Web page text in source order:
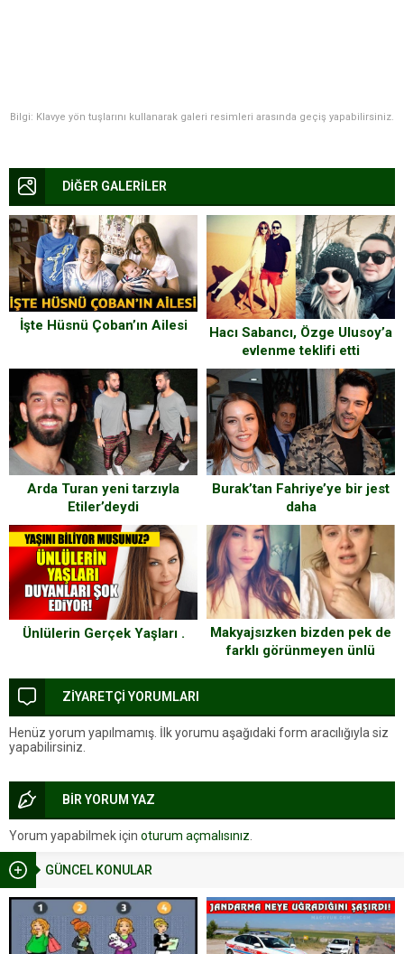
GÜNCEL KONULAR
Bilgi: Klavye yön tuşlarını kullanarak galeri resimleri arasında geçiş yapabilirsiniz.
DİĞER GALERİLER
İşte Hüsnü Çoban’ın Ailesi
Hacı Sabancı, Özge Ulusoy’a
evlenme teklifi etti
Arda Turan yeni tarzıyla
Etiler’deydi
Burak’tan Fahriye’ye bir jest
daha
Ünlülerin Gerçek Yaşları .
Makyajsızken bizden pek de
farklı görünmeyen ünlü
ZİYARETÇİ YORUMLARI
Henüz yorum yapılmamış. İlk yorumu aşağıdaki form aracılığıyla siz
yapabilirsiniz.
BİR YORUM YAZ
Yorum yapabilmek için oturum açmalısınız